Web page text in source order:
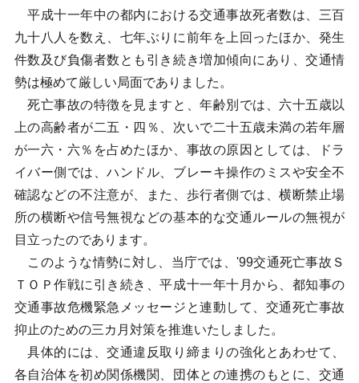
平成十一年中の都内における交通事故死者数は、三百
九十八人を数え、七年ぶりに前年を上回ったほか、発生
件数及び負傷者数とも引き続き増加傾向にあり、交通情
勢は極めて厳しい局面でありました。
死亡事故の特徴を見ますと、年齢別では、六十五歳以
上の高齢者が二五・四％、次いで二十五歳未満の若年層
が一六・六％を占めたほか、事故の原因としては、ドラ
イバー側では、ハンドル、ブレーキ操作のミスや安全不
確認などの不注意が、また、歩行者側では、横断禁止場
所の横断や信号無視などの基本的な交通ルールの無視が
目立ったのであります。
このような情勢に対し、当庁では、'99交通死亡事故Ｓ
ＴＯＰ作戦に引き続き、平成十一年十月から、都知事の
交通事故危機緊急メッセージと連動して、交通死亡事故
抑止のための三カ月対策を推進いたしました。
具体的には、交通違反取り締まりの強化とあわせて、
各自治体を初め関係機関、団体との連携のもとに、交通